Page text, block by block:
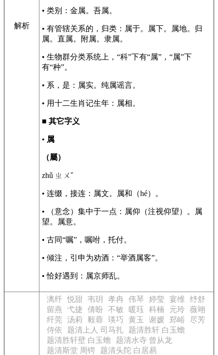
解析
• 类别：金属。吾属。
• 有管辖关系的，归类：属于。属下。属地。归
属。直属。附属。隶属。
• 生物群分类系统上，“科”下有“属”，“属”下
有“种”。
• 系，是：属实。纯属谣言。
• 用十二生肖记生年：属相。
■ 其它字义
• 属
（屬）
zhǔ ㄓㄨˇ
• 连缀，接连：属文。属和（hé）。
• （意念）集中于一点：属仰（注视仰望）。属
望。属意。
• 古同“嘱”，嘱咐，托付。
• 倾注，引申为劝酒：“举酒属客”。
• 恰好遇到：属京师乱。
漓纤 悦甜 韦玥 孝冉 伟琴 婷莹 宴维
纾舒
留燕
弋捷 倩盼 不敏 暖珏 科楠 元玲
薇翊
纤莞
汤莉 毅蓉 瑛巧 黄玉 谢媛 郑峪
尽芳
侍依
题清上人 司马扎
题清胜轩 白玉蟾
题清胜轩壁 白玉蟾
题清水寺 曾从龙
题清斯堂 周锷
题清头陀 白居易